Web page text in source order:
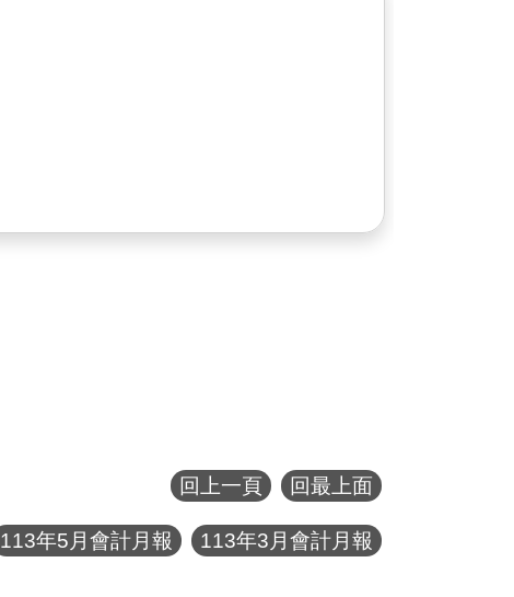
回上一頁 回最上面
113年5月會計月報 113年3月會計月報